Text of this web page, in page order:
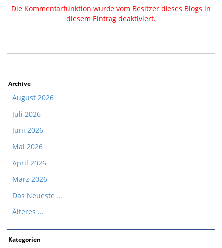
Die Kommentarfunktion wurde vom Besitzer dieses Blogs in
diesem Eintrag deaktiviert.
Archive
August 2026
Juli 2026
Juni 2026
Mai 2026
April 2026
März 2026
Das Neueste ...
Älteres ...
Kategorien